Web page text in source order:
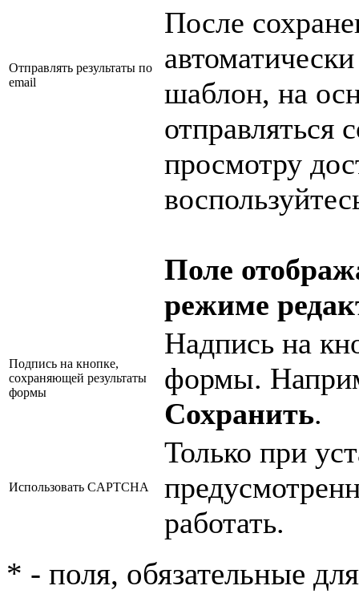
Отправлять результаты по
email
После
шаблон, на
отправляться
просмотру
Поле
режиме
Подпись на кнопке,
сохраняющей результаты
формы
Надпись на
формы.
Сохранить.
Использовать CAPTCHA
Только при
работать.
* - поля, обязательные